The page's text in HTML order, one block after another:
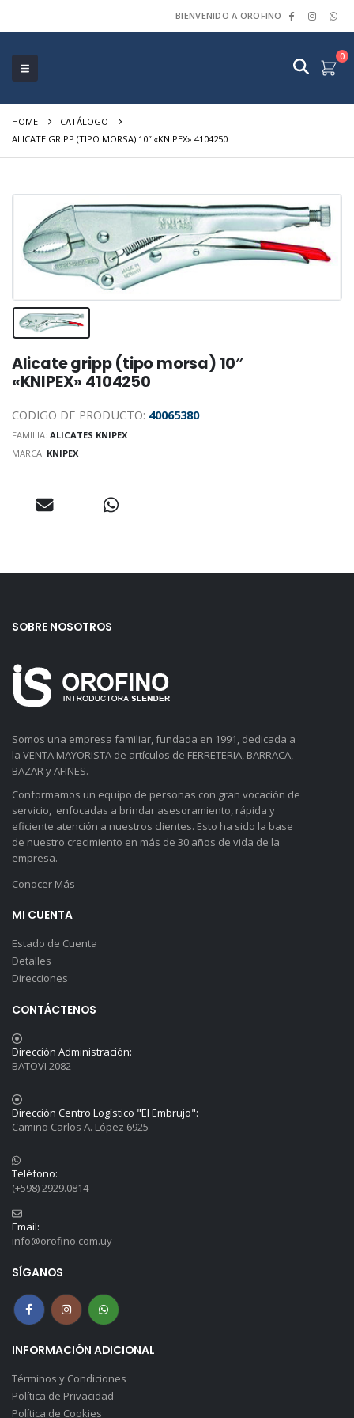
BIENVENIDO A OROFINO
0
HOME
CATÁLOGO
ALICATE GRIPP (TIPO MORSA) 10″ «KNIPEX» 4104250
Alicate gripp (tipo morsa) 10″
«KNIPEX» 4104250
CODIGO DE PRODUCTO: 40065380
FAMILIA: ALICATES KNIPEX
MARCA: KNIPEX
SOBRE NOSOTROS
Somos una empresa familiar, fundada en 1991, dedicada a
la VENTA MAYORISTA de artículos de FERRETERIA, BARRACA,
BAZAR y AFINES.
Conformamos un equipo de personas con gran vocación de
servicio, enfocadas a brindar asesoramiento, rápida y
eficiente atención a nuestros clientes. Esto ha sido la base
de nuestro crecimiento en más de 30 años de vida de la
empresa.
Conocer Más
MI CUENTA
Estado de Cuenta
Detalles
Direcciones
CONTÁCTENOS
Dirección Administración:
BATOVI 2082
Dirección Centro Logístico "El Embrujo":
Camino Carlos A. López 6925
Teléfono:
(+598) 2929.0814
Email:
info@orofino.com.uy
SÍGANOS
INFORMACIÓN ADICIONAL
Términos y Condiciones
Política de Privacidad
Política de Cookies